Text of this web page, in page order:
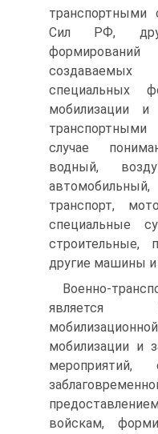
транспортными
Сил РФ,
специальных
мобилизации
случае
водный,
транспорт,
специальные
строительные,
другие машины
Военно-
является
мобилизации и
войскам,